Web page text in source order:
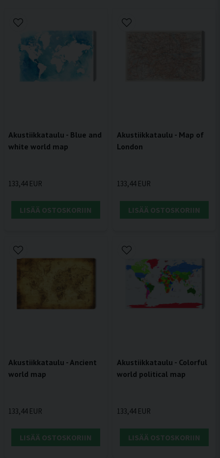
Akustiikkataulu - Blue and
white world map
133,44 EUR
LISÄÄ OSTOSKORIIN
Akustiikkataulu - Map of
London
133,44 EUR
LISÄÄ OSTOSKORIIN
Akustiikkataulu - Ancient
world map
133,44 EUR
LISÄÄ OSTOSKORIIN
Akustiikkataulu - Colorful
world political map
133,44 EUR
LISÄÄ OSTOSKORIIN